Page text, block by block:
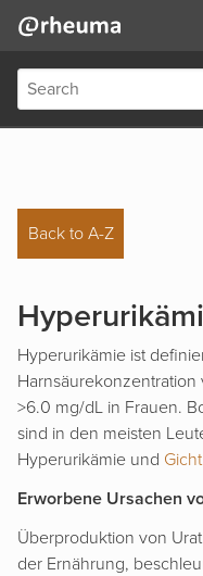
Back to A-Z
Hyperurikämie ist
>6.0 mg/dL in Frauen.
sind in den meisten
Hyperurikämie und
Erworbene Ursachen
Überproduktion von
der Ernährung,